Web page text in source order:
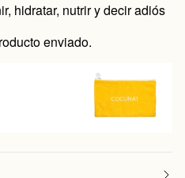
hidratar, nutrir y decir adiós
enviado.